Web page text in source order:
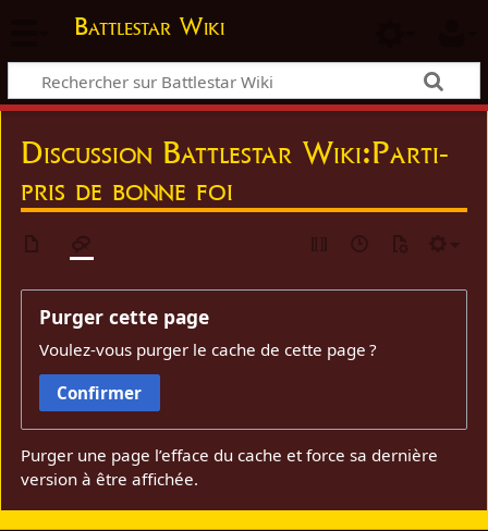
Battlestar Wiki
Discussion Battlestar Wiki:Parti-
pris de bonne foi
Purger cette page
Voulez-vous purger le cache de cette page ?
Confirmer
Purger une page l’efface du cache et force sa dernière
version à être affichée.